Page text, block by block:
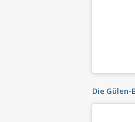
Die Gülen-